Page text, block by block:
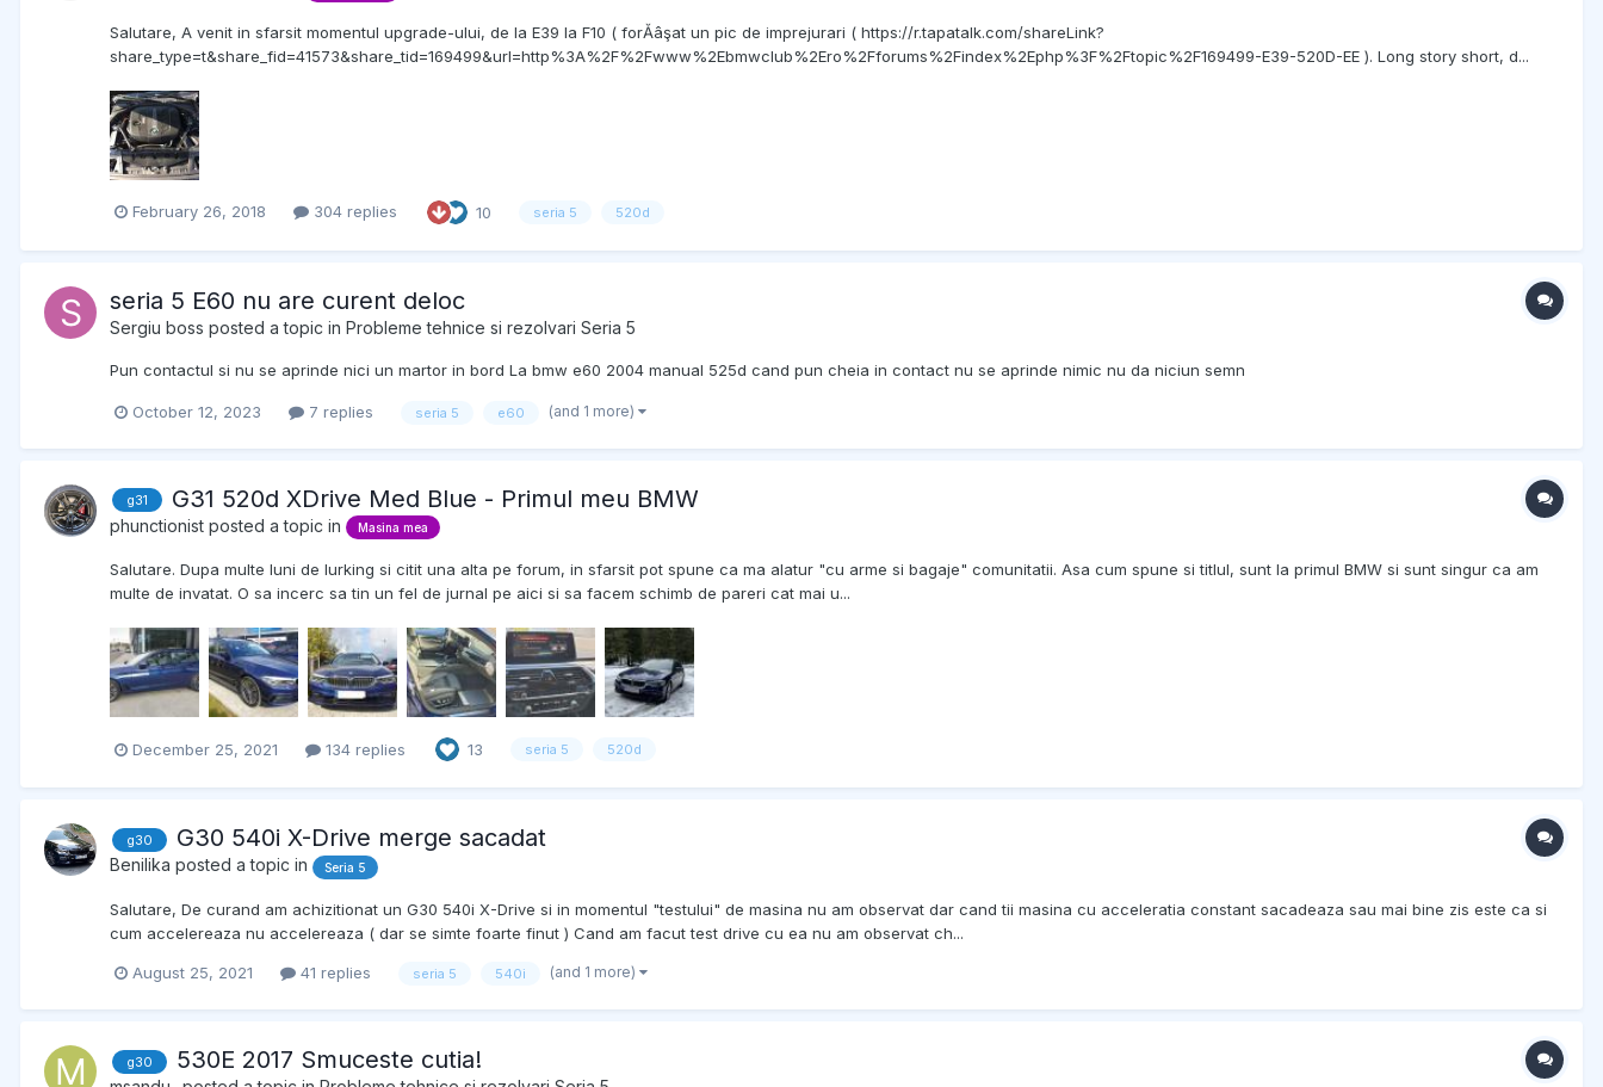
Salutare, A venit in sfarsit momentul upgrade-ului, de la E39 la F10 ( forĂâşat un pic de imprejurari ( https://r.tapatalk.com/shareLink?
share_type=t&share_fid=41573&share_tid=169499&url=http%3A%2F%2Fwww%2Ebmwclub%2Ero%2Fforums%2Findex%2Ephp%3F%2Ftopic%2F169499-E39-520D-EE ). Long story short, d...
February 26, 2018 304 replies 10 seria 5 520d
seria 5 E60 nu are curent deloc
Sergiu boss posted a topic in Probleme tehnice si rezolvari Seria 5
Pun contactul si nu se aprinde nici un martor in bord La bmw e60 2004 manual 525d cand pun cheia in contact nu se aprinde nimic nu da niciun semn
October 12, 2023 7 replies seria 5 e60 (and 1 more)
g31 G31 520d XDrive Med Blue - Primul meu BMW
phunctionist posted a topic in Masina mea
Salutare. Dupa multe luni de lurking si citit una alta pe forum, in sfarsit pot spune ca ma alatur "cu arme si bagaje" comunitatii. Asa cum spune si titlul, sunt la primul BMW si sunt singur ca am
multe de invatat. O sa incerc sa tin un fel de jurnal pe aici si sa facem schimb de pareri cat mai u...
December 25, 2021 134 replies 13 seria 5 520d
g30 G30 540i X-Drive merge sacadat
Benilika posted a topic in Seria 5
Salutare, De curand am achizitionat un G30 540i X-Drive si in momentul "testului" de masina nu am observat dar cand tii masina cu acceleratia constant sacadeaza sau mai bine zis este ca si
cum accelereaza nu accelereaza ( dar se simte foarte finut ) Cand am facut test drive cu ea nu am observat ch...
August 25, 2021 41 replies seria 5 540i (and 1 more)
g30 530E 2017 Smuceste cutia!